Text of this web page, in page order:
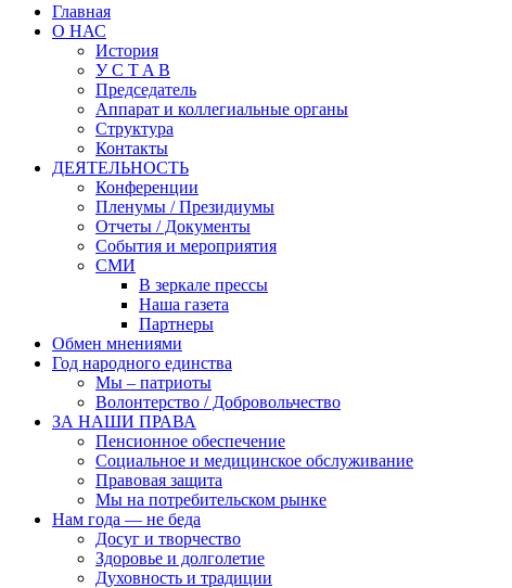
Главная
О НАС
История
У С T A B
Председатель
Аппарат и коллегиальные органы
Структура
Контакты
ДЕЯТЕЛЬНОСТЬ
Конференции
Пленумы / Президиумы
Отчеты / Документы
События и мероприятия
СМИ
В зеркале прессы
Наша газета
Партнеры
Обмен мнениями
Год народного единства
Мы – патриоты
Волонтерство / Добровольчество
ЗА НАШИ ПРАВА
Пенсионное обеспечение
Социальное и медицинское обслуживание
Правовая защита
Мы на потребительском рынке
Нам года — не беда
Досуг и творчество
Здоровье и долголетие
Духовность и традиции